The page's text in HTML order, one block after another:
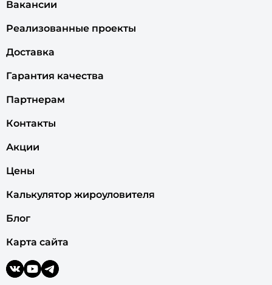
Вакансии
Реализованные проекты
Доставка
Гарантия качества
Партнерам
Контакты
Акции
Цены
Калькулятор жироуловителя
Блог
Карта сайта